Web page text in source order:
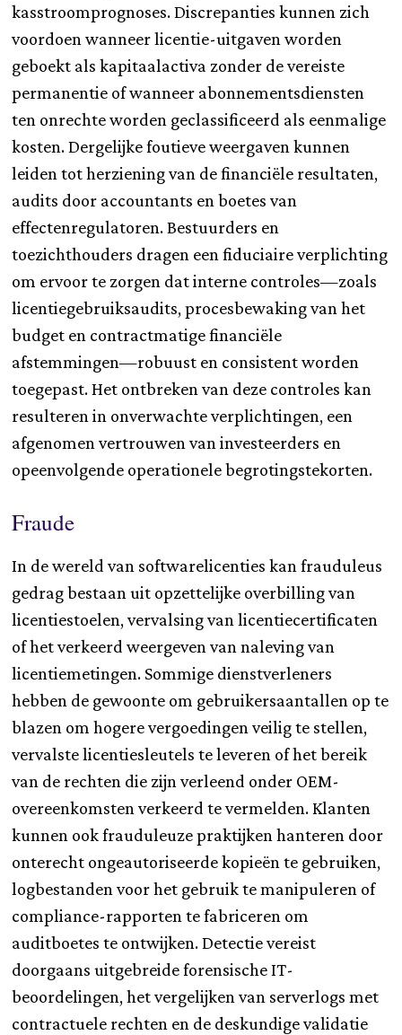
kasstroomprognoses. Discrepanties kunnen zich
voordoen wanneer licentie-uitgaven worden
geboekt als kapitaalactiva zonder de vereiste
permanentie of wanneer abonnementsdiensten
ten onrechte worden geclassificeerd als eenmalige
kosten. Dergelijke foutieve weergaven kunnen
leiden tot herziening van de financiële resultaten,
audits door accountants en boetes van
effectenregulatoren. Bestuurders en
toezichthouders dragen een fiduciaire verplichting
om ervoor te zorgen dat interne controles—zoals
licentiegebruiksaudits, procesbewaking van het
budget en contractmatige financiële
afstemmingen—robuust en consistent worden
toegepast. Het ontbreken van deze controles kan
resulteren in onverwachte verplichtingen, een
afgenomen vertrouwen van investeerders en
opeenvolgende operationele begrotingstekorten.
Fraude
In de wereld van softwarelicenties kan frauduleus
gedrag bestaan uit opzettelijke overbilling van
licentiestoelen, vervalsing van licentiecertificaten
of het verkeerd weergeven van naleving van
licentiemetingen. Sommige dienstverleners
hebben de gewoonte om gebruikersaantallen op te
blazen om hogere vergoedingen veilig te stellen,
vervalste licentiesleutels te leveren of het bereik
van de rechten die zijn verleend onder OEM-
overeenkomsten verkeerd te vermelden. Klanten
kunnen ook frauduleuze praktijken hanteren door
onterecht ongeautoriseerde kopieën te gebruiken,
logbestanden voor het gebruik te manipuleren of
compliance-rapporten te fabriceren om
auditboetes te ontwijken. Detectie vereist
doorgaans uitgebreide forensische IT-
beoordelingen, het vergelijken van serverlogs met
contractuele rechten en de deskundige validatie